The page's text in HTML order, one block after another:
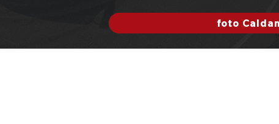
foto